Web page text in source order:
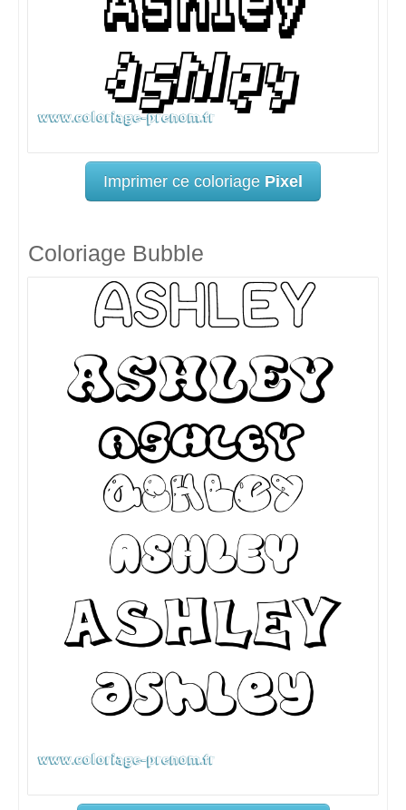
Imprimer ce coloriage Pixel
Coloriage Bubble